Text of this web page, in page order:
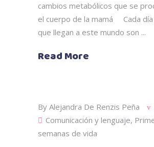
cambios metabólicos que se
el cuerpo de la mamá Cada día
que llegan a este mundo son
Read More
By Alejandra De Renzis Peña
Comunicación y lenguaje,
semanas de vida